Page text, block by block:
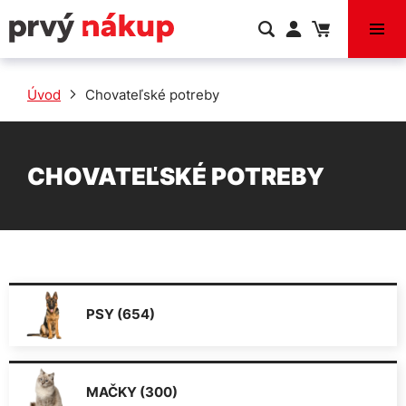
VÝPREDAJ
Úvod Chovateľské potreby
CHOVATEĽSKÉ POTREBY
PSY (654)
MAČKY (300)